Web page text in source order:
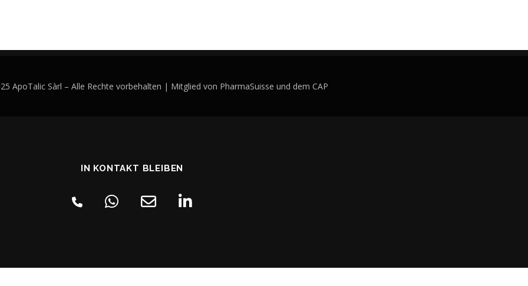
ApoTalic Sàrl – Alle Rechte vorbehalten | Mitglied von PharmaSuisse und dem CAP
IN KONTAKT BLEIBEN